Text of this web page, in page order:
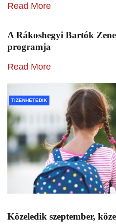
Read More
A Rákoshegyi Bartók
programja
Read More
TIZENHETEDIK
Közeledik szeptember,